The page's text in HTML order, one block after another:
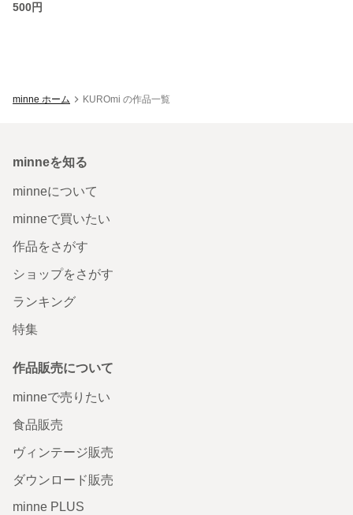
500円
minne ホーム KUROmi の作品一覧
minneを知る
minneについて
minneで買いたい
作品をさがす
ショップをさがす
ランキング
特集
作品販売について
minneで売りたい
食品販売
ヴィンテージ販売
ダウンロード販売
minne PLUS